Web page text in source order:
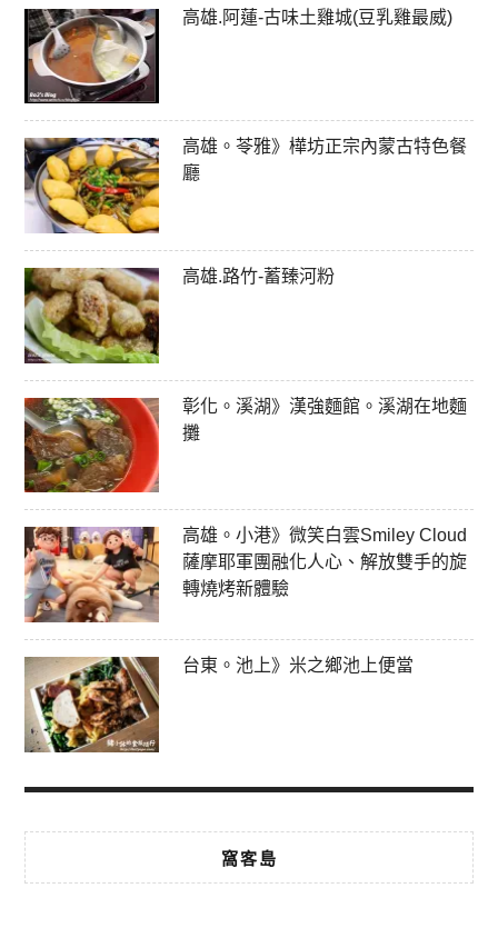
高雄.阿蓮-古味土雞城(豆乳雞最威)
高雄。苓雅》樺坊正宗內蒙古特色餐
廳
高雄.路竹-蓄臻河粉
彰化。溪湖》漢強麵館。溪湖在地麵
攤
高雄。小港》微笑白雲Smiley Cloud
薩摩耶軍團融化人心、解放雙手的旋
轉燒烤新體驗
台東。池上》米之鄉池上便當
窩客島